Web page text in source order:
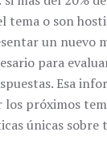
tema o son
un nuevo
para
Esa
los próximos
únicas sobre